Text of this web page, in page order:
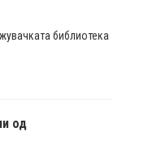
библиотека
од